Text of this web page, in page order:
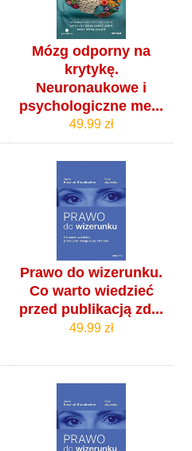
Mózg odporny na
krytykę.
Neuronaukowe i
psychologiczne me...
49.99 zł
Prawo do wizerunku.
Co warto wiedzieć
przed publikacją zd...
49.99 zł